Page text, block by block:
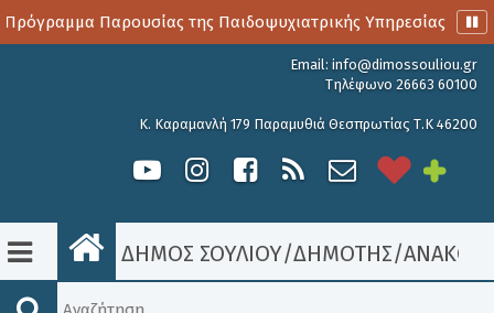
Παρουσίας της Παιδοψυχιατρικής Υπηρεσίας
Email: info@dimossouliou.gr
Τηλέφωνο 26663 60100
Κ. Καραμανλή 179 Παραμυθιά Θεσπρωτίας Τ.Κ 46200
ΔΗΜΟΣ ΣΟΥΛΙΟΥ/ΔΗΜΟΤΗΣ/